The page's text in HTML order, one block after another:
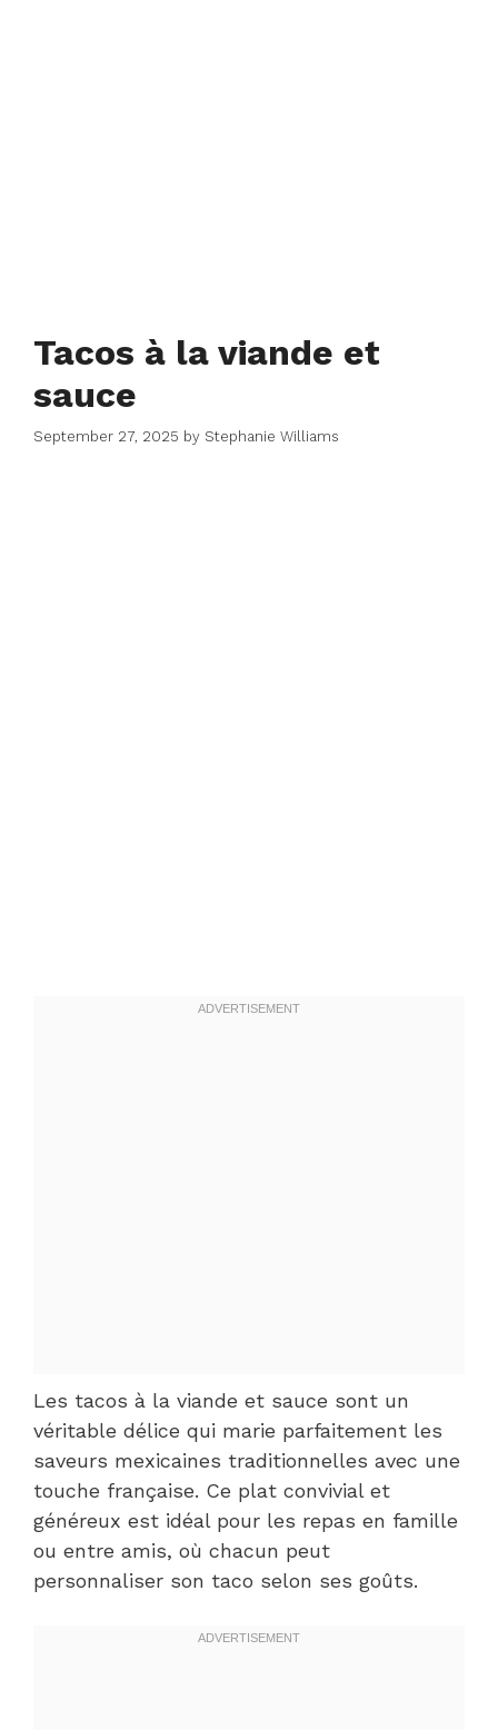
Tacos à la viande et
sauce
September 27, 2025 by Stephanie Williams
Les tacos à la viande et sauce sont un
véritable délice qui marie parfaitement les
saveurs mexicaines traditionnelles avec une
touche française. Ce plat convivial et
généreux est idéal pour les repas en famille
ou entre amis, où chacun peut
personnaliser son taco selon ses goûts.